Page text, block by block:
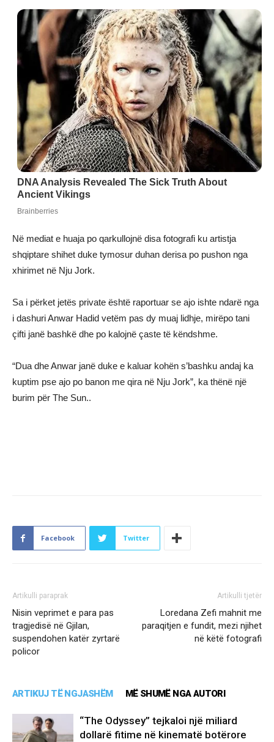
Në mediat e huaja po qarkullojnë disa fotografi ku artistja
shqiptare shihet duke tymosur duhan derisa po pushon nga
xhirimet në Nju Jork.
Sa i përket jetës private është raportuar se ajo ishte ndarë nga
i dashuri Anwar Hadid vetëm pas dy muaj lidhje, mirëpo tani
çifti janë bashkë dhe po kalojnë çaste të këndshme.
“Dua dhe Anwar janë duke e kaluar kohën s’bashku andaj ka
kuptim pse ajo po banon me qira në Nju Jork”, ka thënë një
burim për The Sun..
Facebook Twitter
Artikulli paraprak
Nisin veprimet e para pas
tragjedisë në Gjilan,
suspendohen katër zyrtarë
policor
Artikulli tjetër
Loredana Zefi mahnit me
paraqitjen e fundit, mezi njihet
në këtë fotografi
ARTIKUJ TË NGJASHËM MË SHUMË NGA AUTORI
“The Odyssey” tejkaloi një miliard
dollarë fitime në kinematë botërore